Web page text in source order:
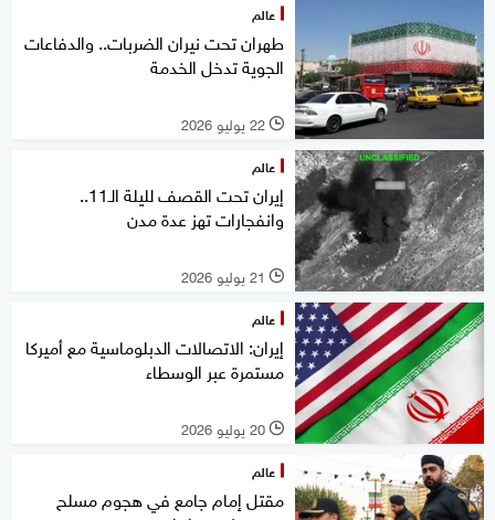
عالم
طهران تحت نيران الضربات.. والدفاعات
الجوية تدخل الخدمة
l 22 يوليو 2026
عالم
إيران تحت القصف لليلة الـ11..
وانفجارات تهز عدة مدن
l 21 يوليو 2026
عالم
إيران: الاتصالات الدبلوماسية مع أميركا
مستمرة عبر الوسطاء
l 20 يوليو 2026
عالم
مقتل إمام جامع في هجوم مسلح